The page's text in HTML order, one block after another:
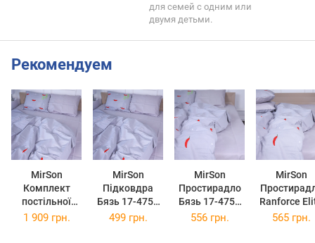
для семей с одним или
двумя детьми.
Рекомендуем
MirSon
Комплект
постільної
білизни Євро
MirSon
Підковдра
Бязь 17-4754
Benvenuto 110
MirSon
Простирадло
Бязь 17-4754
Benvenuto
MirSon
Ranforce
17-4754
1 909 грн. 499 грн. 556 грн. 565 грн.